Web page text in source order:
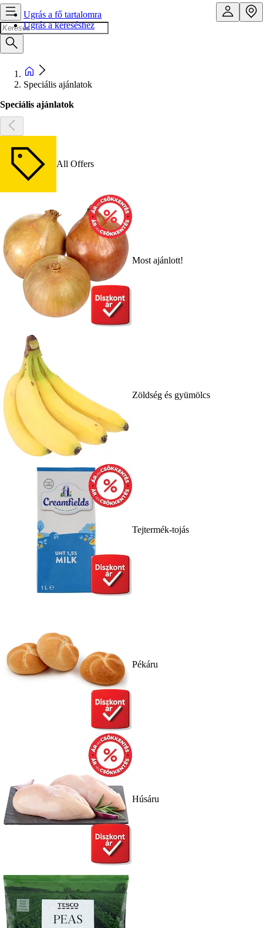
Ugrás a fő tartalomra
Ugrás a kereséshez
Speciális ajánlatok
Speciális ajánlatok
All Offers
Most ajánlott!
Zöldség és gyümölcs
Tejtermék-tojás
Pékáru
Húsáru